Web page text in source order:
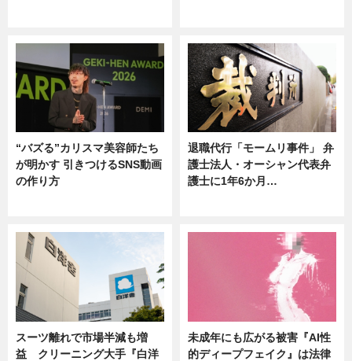
“バズる”カリスマ美容師たち
が明かす 引きつけるSNS動画
の作り方
退職代行「モームリ事件」 弁
護士法人・オーシャン代表弁
護士に1年6か月…
スーツ離れで市場半減も増
益 クリーニング大手『白洋
未成年にも広がる被害『AI性
的ディープフェイク』は法律